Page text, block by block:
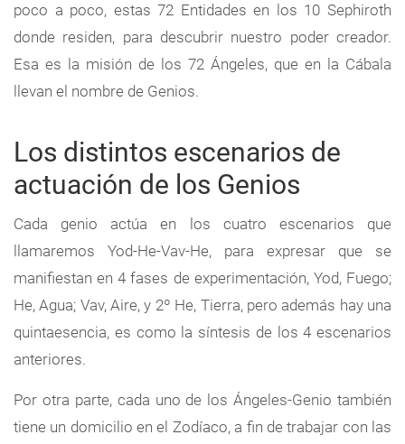
poco a poco, estas 72 Entidades en los 10 Sephiroth
donde residen, para descubrir nuestro poder creador.
Esa es la misión de los 72 Ángeles, que en la Cábala
llevan el nombre de Genios.
Los distintos escenarios de
actuación de los Genios
Cada genio actúa en los cuatro escenarios que
llamaremos Yod-He-Vav-He, para expresar que se
manifiestan en 4 fases de experimentación, Yod, Fuego;
He, Agua; Vav, Aire, y 2º He, Tierra, pero además hay una
quintaesencia, es como la síntesis de los 4 escenarios
anteriores.
Por otra parte, cada uno de los Ángeles-Genio también
tiene un domicilio en el Zodíaco, a fin de trabajar con las